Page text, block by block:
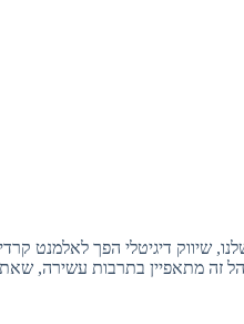
שיווק דיגיטלי הפך לאלמנט
זה מתאפיין בתרבות עשירה,